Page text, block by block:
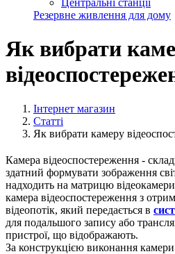
Резервне живлення для дому
Як вибрати
Інтернет магазин
Статті
Як вибрати камеру
Камера відеоспостереження -
здатний формувати зображення
надходить на матрицю
камера відеоспостереження з
відеопотік, який передається в
для подальшого запису або
пристрої, що відображають.
За конструкцією виконання